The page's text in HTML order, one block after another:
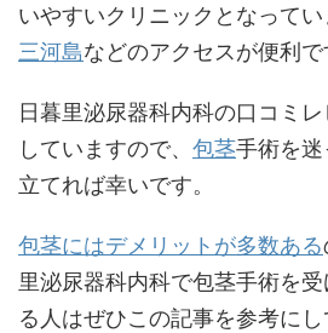
いやすいクリニックとなってい
三河島などのアクセスが便利で
日暮里泌尿器科内科の口コミ
していますので、 包茎手術を
立てれば幸いです。
包茎にはデメリットが多数ある
里泌尿器科内科で包茎手術を
る人はぜひこの記事を参考にし